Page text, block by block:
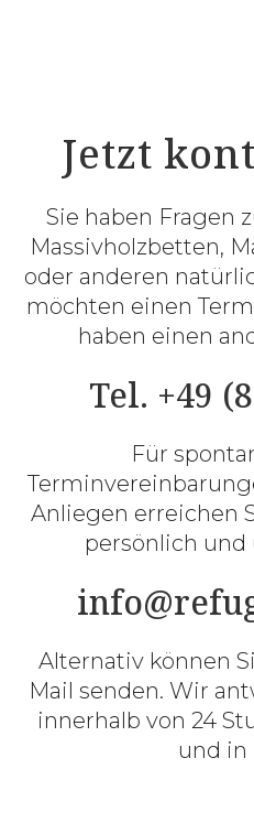
Jetzt
Sie haben Fragen
Massivholzbetten,
oder anderen
möchten einen
haben einen
Tel. +49
Für
Anliegen erreichen
persönlich
Alternativ können
Mail senden. Wir
innerhalb von 24
und in